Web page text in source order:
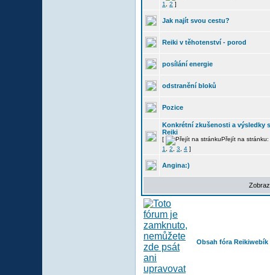
1
2 ]
Jak najít svou cestu?
Reiki v těhotenství - porod
posílání energie
odstranění bloků
Pozice
Konkrétní zkušenosti a výsledky s
Reiki
[
Přejít na stránku:
1
2 3 4 ]
Angina:)
Obsah fóra Reikiwebík